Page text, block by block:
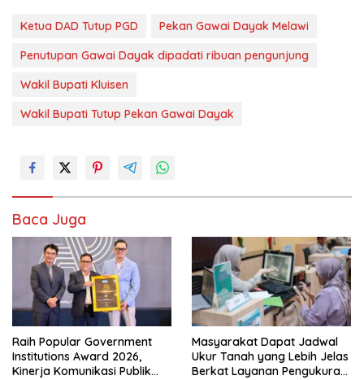
Ketua DAD Tutup PGD
Pekan Gawai Dayak Melawi
Penutupan Gawai Dayak dipadati ribuan pengunjung
Wakil Bupati Kluisen
Wakil Bupati Tutup Pekan Gawai Dayak
Baca Juga
Raih Popular Government
Institutions Award 2026,
Kinerja Komunikasi Publik
Masyarakat Dapat Jadwal
Ukur Tanah yang Lebih Jelas
Berkat Layanan Pengukuran